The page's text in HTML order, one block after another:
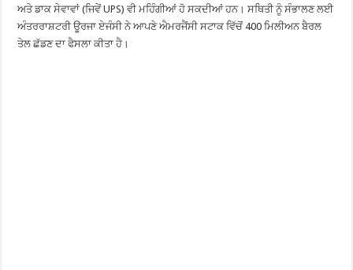
ਅਤੇ ਡਾਕ ਸੇਵਾਵਾਂ (ਜਿਵੇਂ UPS) ਵੀ ਮਹਿੰਗੀਆਂ ਹੋ ਸਕਦੀਆਂ ਹਨ। ਸਥਿਤੀ ਨੂੰ ਸੰਭਾਲਣ ਲਈ
ਅੰਤਰਰਾਸ਼ਟਰੀ ਊਰਜਾ ਏਜੰਸੀ ਨੇ ਆਪਣੇ ਐਮਰਜੈਂਸੀ ਸਟਾਕ ਵਿੱਚੋਂ 400 ਮਿਲੀਅਨ ਬੈਰਲ
ਤੇਲ ਛੱਡਣ ਦਾ ਫੈਸਲਾ ਕੀਤਾ ਹੈ।